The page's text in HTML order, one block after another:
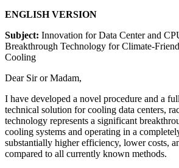
ENGLISH VERSION
Subject: Innovation for Data Center and
Breakthrough Technology for Climate-
Cooling
Dear Sir or Madam,
I have developed a novel procedure and a
technical solution for cooling data centers,
technology represents a significant
cooling systems and operating in a
substantially higher efficiency, lower costs,
compared to all currently known methods.